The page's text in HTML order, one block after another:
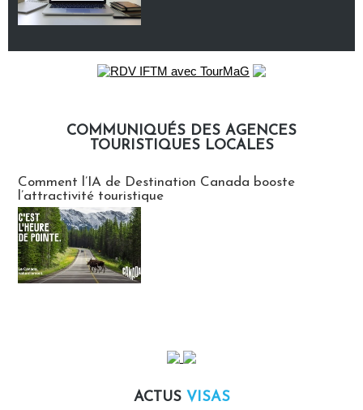
COMMUNIQUÉS DES AGENCES
TOURISTIQUES LOCALES
Comment l’IA de Destination Canada booste
l’attractivité touristique
ACTUS VISAS